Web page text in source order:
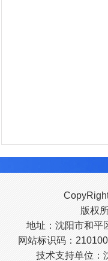
版权
地址：沈阳市和平
网站标识码：
技术支持单位：